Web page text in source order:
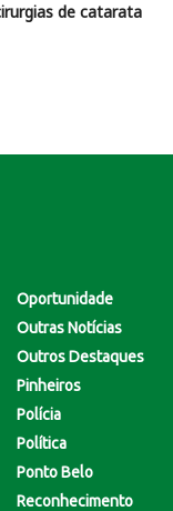
de catarata
Oportunidade
Outras Notícias
Outros Destaques
Pinheiros
Polícia
Política
Ponto Belo
Reconhecimento